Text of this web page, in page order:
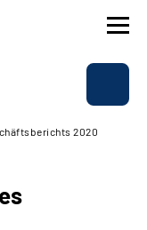
2020